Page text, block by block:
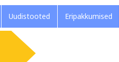
Uudistooted Eripakkumised